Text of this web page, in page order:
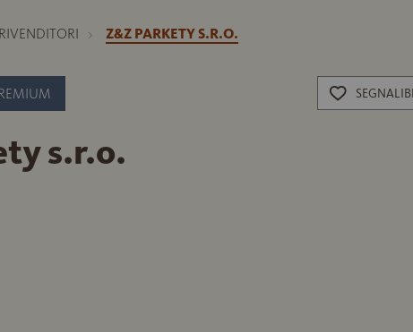
RIVENDITORI Z&Z PARKETY S.R.O.
s.r.o.